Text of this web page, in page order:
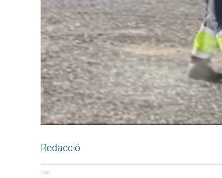
Redacció
206